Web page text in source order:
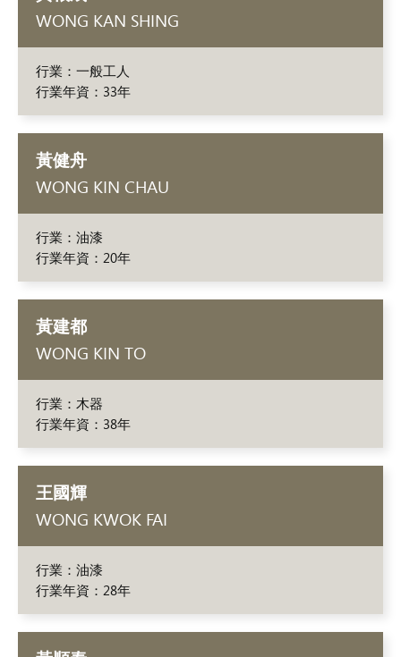
WONG KAN SHING
行業：一般工人
行業年資：33年
黃健舟
WONG KIN CHAU
行業：油漆
行業年資：20年
黃建都
WONG KIN TO
行業：木器
行業年資：38年
王國輝
WONG KWOK FAI
行業：油漆
行業年資：28年